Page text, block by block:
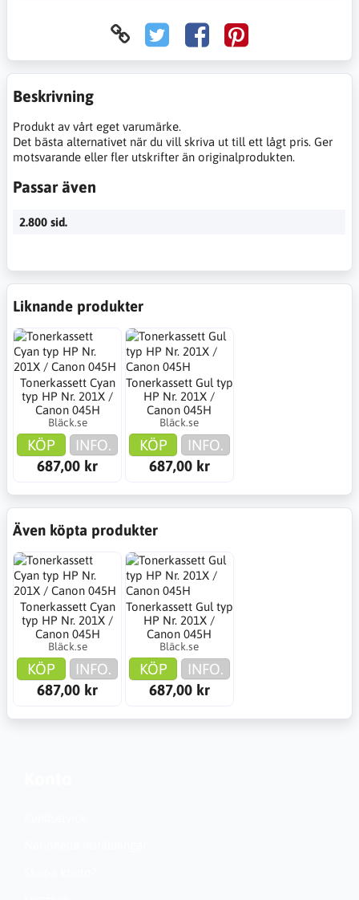
Beskrivning
Produkt av vårt eget varumärke.
Det bästa alternativet när du vill skriva ut till ett lågt pris. Ger
motsvarande eller fler utskrifter än originalprodukten.
Passar även
2.800 sid.
Liknande produkter
Tonerkassett Cyan
typ HP Nr. 201X /
Canon 045H
Bläck.se
KÖP
INFO.
687,00 kr
Tonerkassett Gul typ
HP Nr. 201X /
Canon 045H
Bläck.se
KÖP
INFO.
687,00 kr
Även köpta produkter
Tonerkassett Cyan
typ HP Nr. 201X /
Canon 045H
Bläck.se
KÖP
INFO.
687,00 kr
Tonerkassett Gul typ
HP Nr. 201X /
Canon 045H
Bläck.se
KÖP
INFO.
687,00 kr